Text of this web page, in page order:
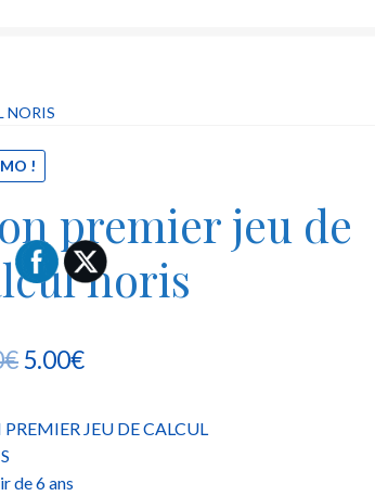
NORIS
!
premier jeu de
noris
€ Le
initial
était :
5.00€Le
actuel
JEU DE CALCUL
de 6 ans